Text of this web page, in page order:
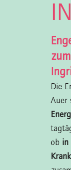
Die
Auer
ob in